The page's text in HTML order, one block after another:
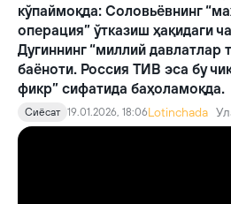
кўпаймоқда: Соловьёвнинг
операция” ўтказиш ҳақидаги
Дугиннинг “миллий давлатлар
баёноти. Россия ТИВ эса бу
фикр” сифатида баҳоламоқда.
Сиёсат 19.01.2026, 18:06Lotinchada